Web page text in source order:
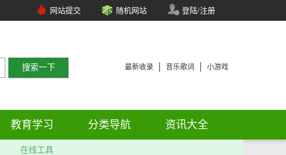
网站提交 随机网站 登陆/注册
最新收录 音乐歌词 小游戏
教育学习 分类导航 资讯大全
在线工具